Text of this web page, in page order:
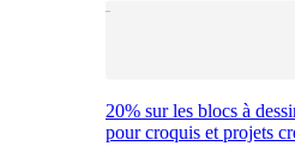
20% sur les blocs à
pour croquis et projets